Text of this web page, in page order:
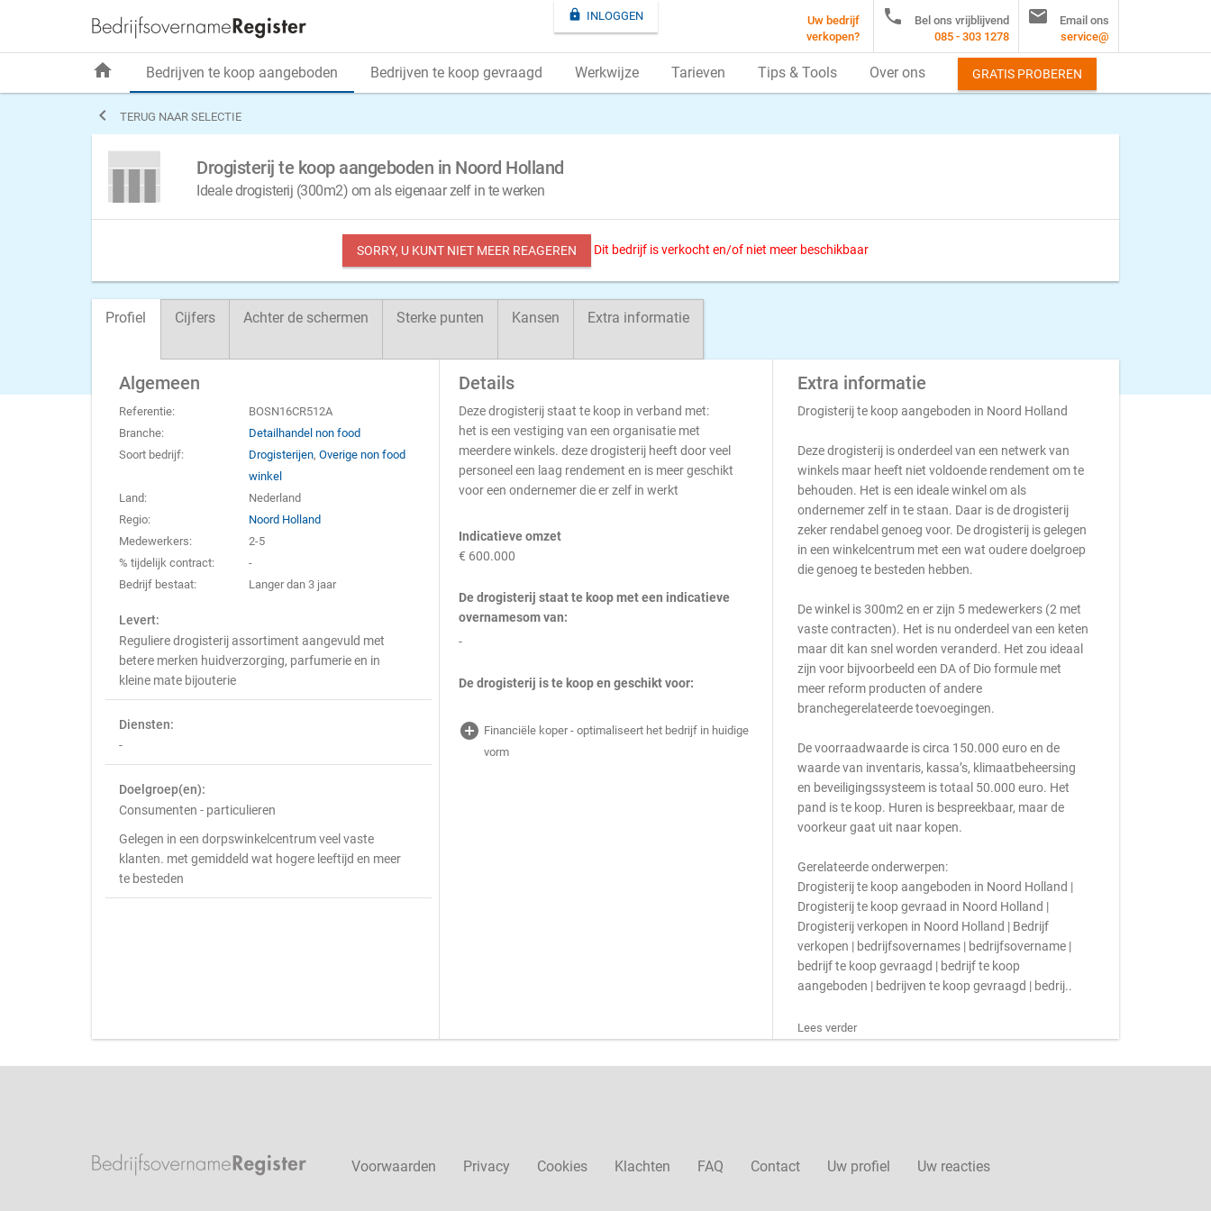
 TERUG NAAR SELECTIE
Drogisterij te koop aangeboden in Noord Holland
Ideale drogisterij (300m2) om als eigenaar zelf in te werken
SORRY, U KUNT NIET MEER REAGEREN Dit bedrijf is verkocht en/of niet meer beschikbaar
Profiel Cijfers Achter de schermen Sterke punten Kansen Extra informatie
Algemeen
Referentie:
BOSN16CR512A
Branche:
Detailhandel non food
Soort bedrijf:
Drogisterijen,Overige non food
winkel
Land:
Nederland
Regio:
Noord Holland
Medewerkers:
2-5
% tijdelijk contract:
-
Bedrijf bestaat:
Langer dan 3 jaar
Levert:
Reguliere drogisterij assortiment aangevuld met
betere merken huidverzorging, parfumerie en in
kleine mate bijouterie
Diensten:
-
Doelgroep(en):
Consumenten - particulieren
Gelegen in een dorpswinkelcentrum veel vaste
klanten. met gemiddeld wat hogere leeftijd en meer
te besteden
Details
Deze drogisterij staat te koop in verband met:
het is een vestiging van een organisatie met
meerdere winkels. deze drogisterij heeft door veel
personeel een laag rendement en is meer geschikt
voor een ondernemer die er zelf in werkt
Indicatieve omzet
€ 600.000
De drogisterij staat te koop met een indicatieve
overnamesom van:
-
De drogisterij is te koop en geschikt voor:
add_circle Financiële koper - optimaliseert het bedrijf in huidige
vorm
Extra informatie
Drogisterij te koop aangeboden in Noord Holland
Deze drogisterij is onderdeel van een netwerk van
winkels maar heeft niet voldoende rendement om te
behouden. Het is een ideale winkel om als
ondernemer zelf in te staan. Daar is de drogisterij
zeker rendabel genoeg voor. De drogisterij is gelegen
in een winkelcentrum met een wat oudere doelgroep
die genoeg te besteden hebben.
De winkel is 300m2 en er zijn 5 medewerkers (2 met
vaste contracten). Het is nu onderdeel van een keten
maar dit kan snel worden veranderd. Het zou ideaal
zijn voor bijvoorbeeld een DA of Dio formule met
meer reform producten of andere
branchegerelateerde toevoegingen.
De voorraadwaarde is circa 150.000 euro en de
waarde van inventaris, kassa’s, klimaatbeheersing
en beveiligingssysteem is totaal 50.000 euro. Het
pand is te koop. Huren is bespreekbaar, maar de
voorkeur gaat uit naar kopen.
Gerelateerde onderwerpen:
Drogisterij te koop aangeboden in Noord Holland |
Drogisterij te koop gevraad in Noord Holland |
Drogisterij verkopen in Noord Holland | Bedrijf
verkopen | bedrijfsovernames | bedrijfsovername |
bedrijf te koop gevraagd | bedrijf te koop
aangeboden | bedrijven te koop gevraagd | bedrij..
Lees verder
 INLOGGEN
Uw bedrijf
verkopen?

Bel ons vrijblijvend
085 - 303 1278

Email ons
service@
home Bedrijven te koop aangeboden Bedrijven te koop gevraagd Werkwijze Tarieven Tips & Tools Over ons GRATIS PROBEREN
Voorwaarden Privacy Cookies Klachten FAQ Contact Uw profiel Uw reacties